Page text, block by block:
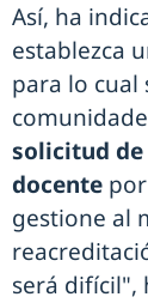
Así, ha
establezca
para lo cual
solicitud de
docente
gestione al
será difícil",